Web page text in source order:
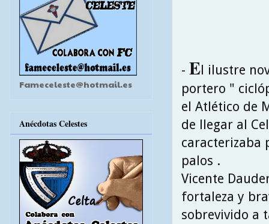
- El ilustre
portero "
el Atlético de
de llegar al
caracterizaba
palos .
Vicente
fortaleza y
sobrevivido a
Fameceleste@hotmail.es
Anécdotas Celestes